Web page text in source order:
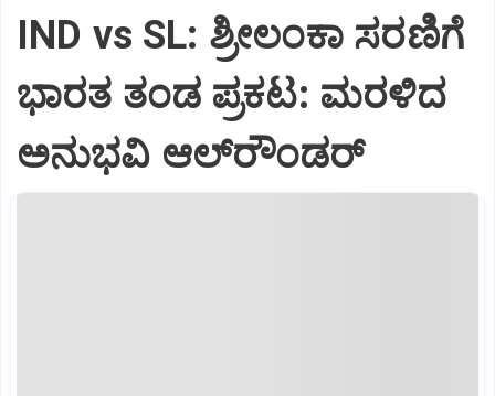
IND vs SL: ಶ್ರೀಲಂಕಾ ಸರಣಿಗೆ
ಭಾರತ ತಂಡ ಪ್ರಕಟ: ಮರಳಿದ
ಅನುಭವಿ ಆಲ್‌ರೌಂಡರ್‌